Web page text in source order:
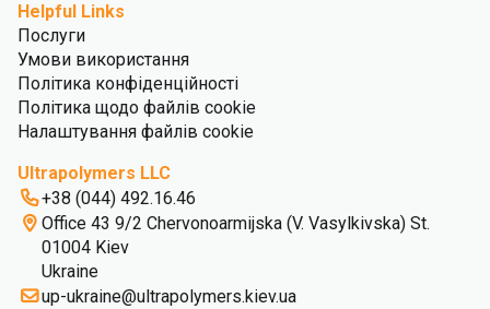
Helpful Links
Послуги
Умови використання
Політика конфіденційності
Політика щодо файлів cookie
Налаштування файлів cookie
Ultrapolymers LLC
+38 (044) 492.16.46
Office 43 9/2 Chervonoarmijska (V. Vasylkivska) St.
01004 Kiev
Ukraine
up-ukraine@ultrapolymers.kiev.ua